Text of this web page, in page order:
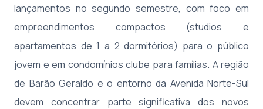
lançamentos no segundo semestre, com foco em
empreendimentos compactos (studios e
apartamentos de 1 a 2 dormitórios) para o público
jovem e em condomínios clube para famílias. A região
de Barão Geraldo e o entorno da Avenida Norte-Sul
devem concentrar parte significativa dos novos